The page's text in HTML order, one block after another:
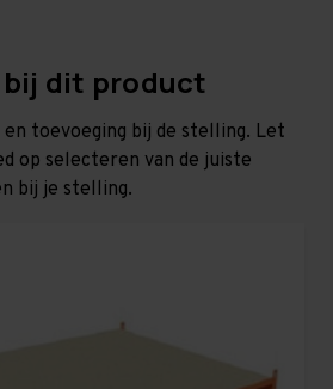
dit product
en toevoeging bij de stelling. Let
op selecteren van de juiste
bij je stelling.